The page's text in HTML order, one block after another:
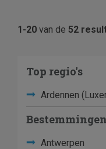
1-20 van de 52
Top regio's
Ardennen
Antwerpen